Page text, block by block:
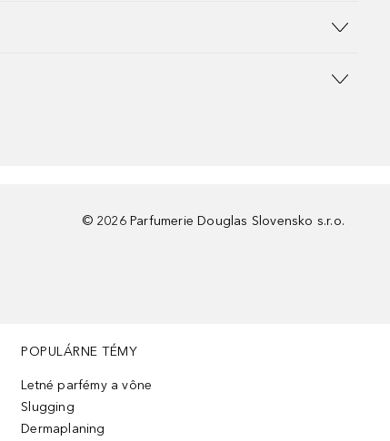
© 2026 Parfumerie Douglas Slovensko s.r.o.
POPULÁRNE TÉMY
Letné parfémy a vône
Slugging
Dermaplaning